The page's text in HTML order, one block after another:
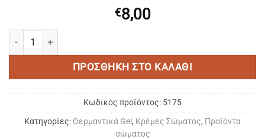
€8,00
KRÄUTERHOF GEL ΜΑΣΑΖ ΣΥΜΦΥΤΟ/MASSAGE GEL 250ml
ΠΡΟΣΘΉΚΗ ΣΤΟ ΚΑΛΆΘΙ
Κωδικός προϊόντος: 5175
Κατηγορίες:Θερμαντικά Gel, Κρέμες Σώματος, Προϊόντα
σώματος